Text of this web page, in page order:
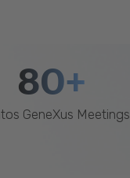
80+
GeneXus Meetings